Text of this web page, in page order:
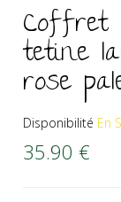
Coffret
tetine
rose
Disponibilité En
35.90 €